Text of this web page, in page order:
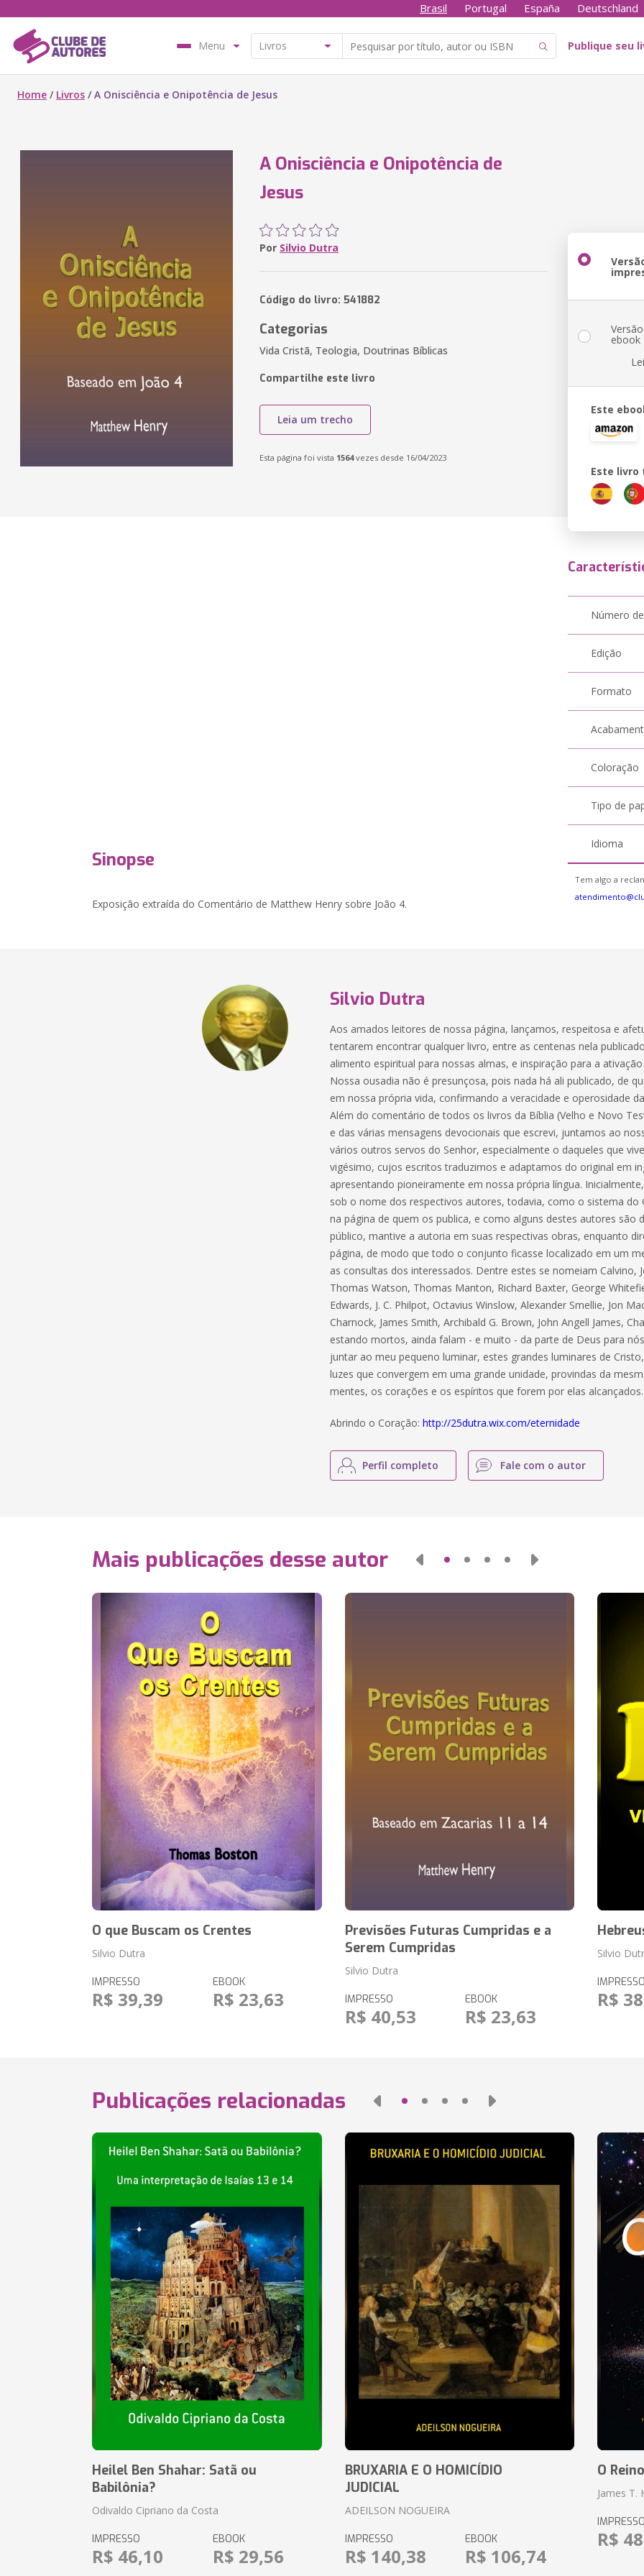
Brasil Portugal España Deutschland
Menu Publique seu
Home / Livros /A Onisciência e Onipotência de Jesus
A Onisciência e Onipotência de
Jesus
Por Silvio Dutra
Código do livro: 541882
Categorias
Vida Cristã, Teologia, Doutrinas Bíblicas
Compartilhe este livro
Leia um trecho
Esta página foi vista 1564vezes desde 16/04/2023
Versão
ebook
Este
Este livro
Sinopse
Exposição extraída do Comentário de Matthew Henry sobre João 4.
Número
Edição
Formato
Coloração
Tipo de
Idioma
Tem algo a
Silvio Dutra
Aos amados leitores de nossa página, lançamos, respeitosa e
tentarem encontrar qualquer livro, entre as centenas nela
alimento espiritual para nossas almas, e inspiração para a
Nossa ousadia não é presunçosa, pois nada há ali publicado, de
em nossa própria vida, confirmando a veracidade e operosidade
Além do comentário de todos os livros da Bíblia (Velho e Novo
e das várias mensagens devocionais que escrevi, juntamos ao
vários outros servos do Senhor, especialmente o daqueles que
vigésimo, cujos escritos traduzimos e adaptamos do original em
apresentando pioneiramente em nossa própria língua.
sob o nome dos respectivos autores, todavia, como o sistema do
na página de quem os publica, e como alguns destes autores são
público, mantive a autoria em suas respectivas obras, enquanto
página, de modo que todo o conjunto ficasse localizado em um
as consultas dos interessados. Dentre estes se nomeiam Calvino,
Thomas Watson, Thomas Manton, Richard Baxter, George
Edwards, J. C. Philpot, Octavius Winslow, Alexander Smellie, Jon
Charnock, James Smith, Archibald G. Brown, John Angell James,
estando mortos, ainda falam - e muito - da parte de Deus para
juntar ao meu pequeno luminar, estes grandes luminares de
luzes que convergem em uma grande unidade, provindas da
mentes, os corações e os espíritos que forem por elas alcançados.
Abrindo o Coração:http://25dutra.wix.com/eternidade
Perfil completo Fale com o autor
Mais publicações desse autor
O que Buscam os Crentes
Silvio Dutra
IMPRESSO
R$ 39,39
EBOOK
R$ 23,63
Previsões Futuras Cumpridas e a
Serem Cumpridas
Silvio Dutra
IMPRESSO
R$ 40,53
EBOOK
R$ 23,63
Silvio
IMPRESSO
R$
Publicações relacionadas
Heilel Ben Shahar: Satã ou
Babilônia?
Odivaldo Cipriano da Costa
IMPRESSO
R$ 46,10
EBOOK
R$ 29,56
BRUXARIA E O HOMICÍDIO
JUDICIAL
ADEILSON NOGUEIRA
IMPRESSO
R$ 140,38
EBOOK
R$ 106,74
O Reino
James T.
IMPRESSO
R$